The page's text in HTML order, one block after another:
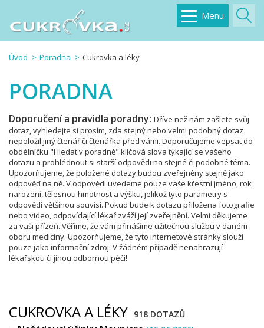
Menu
Úvod Poradna Cukrovka a léky
PORADNA
Doporučení a pravidla poradny: Dříve než nám zašlete svůj
dotaz, vyhledejte si prosím, zda stejný nebo velmi podobný dotaz
nepoložil jiný čtenář či čtenářka před vámi. Doporučujeme vepsat do
obdélníčku "Hledat v poradně" klíčová slova týkající se vašeho
dotazu a prohlédnout si starší odpovědi na stejné či podobné téma.
Upozorňujeme, že položené dotazy budou zveřejněny stejně jako
odpověď na ně. V odpovědi uvedeme pouze vaše křestní jméno, rok
narození, tělesnou hmotnost a výšku, jelikož tyto parametry s
odpovědí většinou souvisí. Pokud bude k dotazu přiložena fotografie
nebo video, odpovídající lékař zváží její zveřejnění. Velmi děkujeme
za vaši přízeň. Věříme, že vám přinášíme užitečnou službu v daném
oboru medicíny. Upozorňujeme, že tyto internetové stránky slouží
pouze jako informační zdroj. V žádném případě nenahrazují
lékařskou či jinou odbornou péči!
CUKROVKA A LÉKY 918 DOTAZŮ